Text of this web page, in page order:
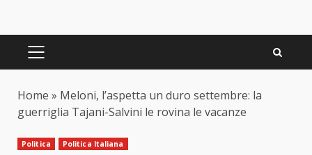
PRIMARY
Home » Meloni, l’aspetta un duro settembre: la
guerriglia Tajani-Salvini le rovina le vacanze
Politica Politica Italiana